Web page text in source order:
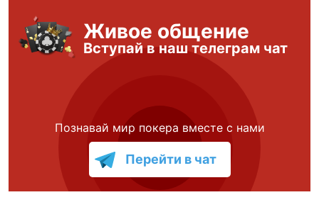
Живое общение
Вступай в наш телеграм чат
Познавай мир покера вместе с нами
Перейти в чат